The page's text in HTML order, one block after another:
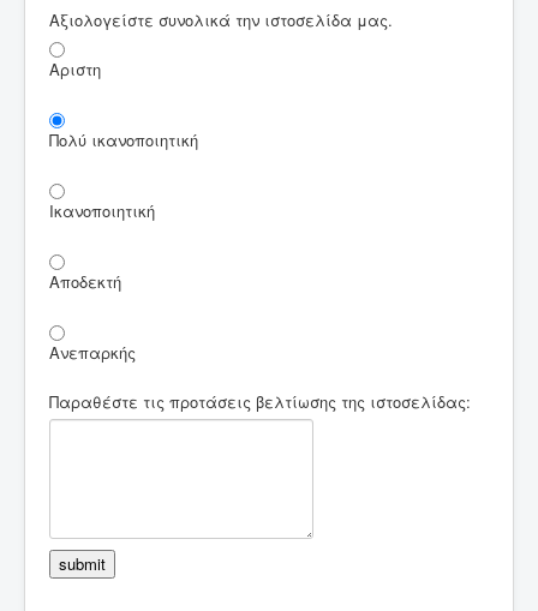
Αξιολογείστε συνολικά την ιστοσελίδα μας.
Αριστη
Πολύ ικανοποιητική
Ικανοποιητική
Αποδεκτή
Ανεπαρκής
Παραθέστε τις προτάσεις βελτίωσης της ιστοσελίδας:
submit